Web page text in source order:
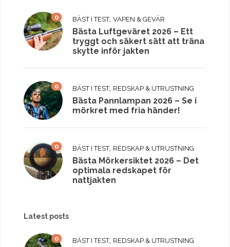
0 BÄST I TEST, VAPEN & GEVÄR
Bästa Luftgeväret 2026 – Ett
tryggt och säkert sätt att träna
skytte inför jakten
0 BÄST I TEST, REDSKAP & UTRUSTNING
Bästa Pannlampan 2026 – Se i
mörkret med fria händer!
0 BÄST I TEST, REDSKAP & UTRUSTNING
Bästa Mörkersiktet 2026 – Det
optimala redskapet för
nattjakten
Latest posts
0 BÄST I TEST, REDSKAP & UTRUSTNING